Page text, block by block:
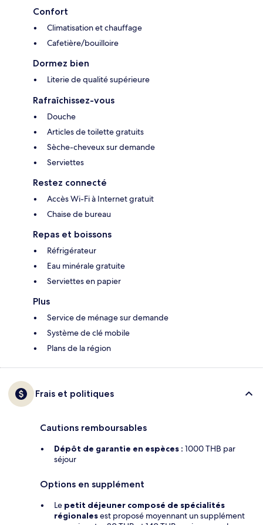
Confort
Climatisation et chauffage
Cafetière/bouilloire
Dormez bien
Literie de qualité supérieure
Rafraîchissez-vous
Douche
Articles de toilette gratuits
Sèche-cheveux sur demande
Serviettes
Restez connecté
Accès Wi-Fi à Internet gratuit
Chaise de bureau
Repas et boissons
Réfrigérateur
Eau minérale gratuite
Serviettes en papier
Plus
Service de ménage sur demande
Système de clé mobile
Plans de la région
Frais et politiques
Cautions remboursables
Dépôt de garantie en espèces : 1000 THB par
séjour
Options en supplément
Le petit déjeuner composé de spécialités
régionalesest proposé moyennant un supplément